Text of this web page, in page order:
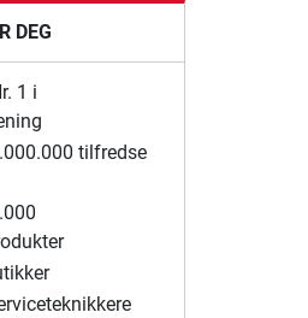
DEG
1 i
tilfredse